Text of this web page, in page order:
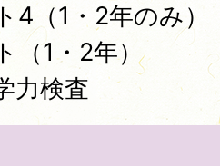
4（1・2年のみ）
（1・2年）
力検査